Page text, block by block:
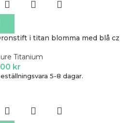
i titan blomma med blå cz
Titanium
kr
5-8 dagar.